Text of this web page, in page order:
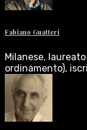
Fabiano Guatteri
Milanese,
ordinamento),